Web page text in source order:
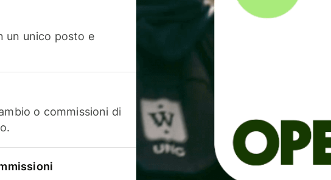
un unico posto e
o commissioni di